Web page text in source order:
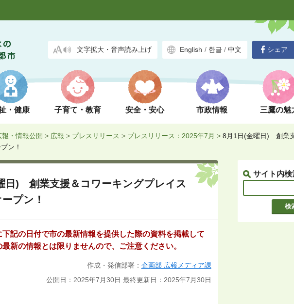
文字拡大・音声読み上げ English / 한글 / 中文
・健康 子育て・教育 安全・安心 市政情報 三鷹の魅
シェア
報・情報公開 > 広報 > プレスリリース > プレスリリース：2025年7月 > 8月1日(金曜日) 創業
ン！
サイト内検
日) 創業支援＆コワーキングプレイス
プン！
記の日付で市の最新情報を提供した際の資料を掲載して
新の情報とは限りませんので、ご注意ください。
作成・発信部署： 企画部 広報メディア課
公開日：2025年7月30日 最終更新日：2025年7月30日